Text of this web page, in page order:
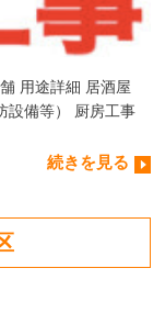
用途詳細 居酒屋
設備等） 厨房工事
続きを見る